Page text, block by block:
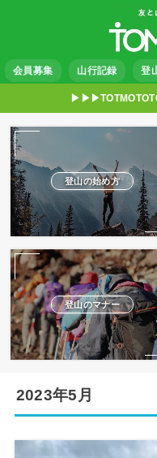
会員募集 山行記録 登
登山の始め方
登山のマナー
2023年5月